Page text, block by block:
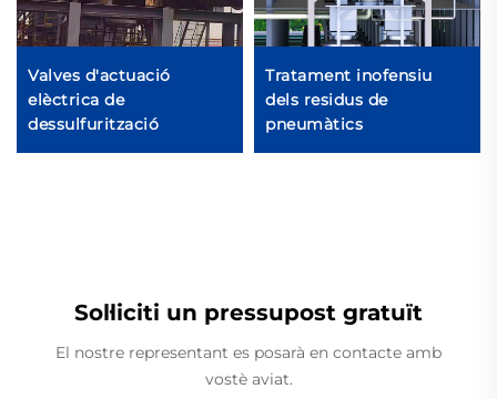
Valves d'actuació
elèctrica de
dessulfurització
Tratament inofensiu
dels residus de
pneumàtics
Sol·liciti un pressupost gratuït
El nostre representant es posarà en contacte amb
vostè aviat.